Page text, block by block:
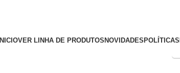
INICIOVER LINHA DE PRODUTOS NOVIDADES POLÍTICAS